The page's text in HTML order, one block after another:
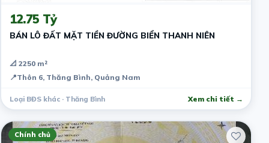
12.75 Tỷ
BÁN LÔ ĐẤT MẶT TIỀN ĐƯỜNG BIỂN THANH NIÊN
📐 2250 m²
📍Thôn 6, Thăng Bình, Quảng Nam
Loại BĐS khác · Thăng Bình Xem chi tiết →
Chính chủ